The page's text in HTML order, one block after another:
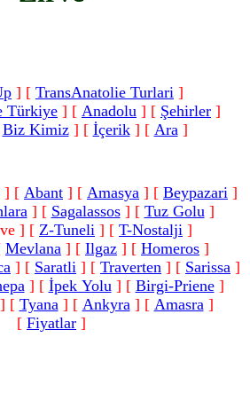
] [ TransAnatolie Turlari ]
Türkiye ] [ Anadolu ] [ Şehirler ]
Biz Kimiz] [ İçerik] [ Ara]
] [ Abant ] [ Amasya ] [ Beypazari ]
] [ Sagalassos] [ Tuz Golu]
] [ Z-Tuneli ] [ T-Nostalji ]
Mevlana ] [ Ilgaz ] [ Homeros ]
] [ Saratli ] [ Traverten ] [ Sarissa ]
] [ İpek Yolu] [ Birgi-Priene]
[ Tyana] [ Ankyra] [ Amasra]
[ Fiyatlar ]